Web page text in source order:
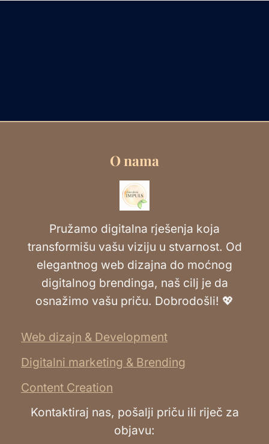
O nama
Pružamo digitalna rješenja koja
transformišu vašu viziju u stvarnost. Od
elegantnog web dizajna do moćnog
digitalnog brendinga, naš cilj je da
osnažimo vašu priču. Dobrodošli! 💖
Web dizajn & Development
Digitalni marketing & Brending
Content Creation
Kontaktiraj nas, pošalji priču ili riječ za
objavu: